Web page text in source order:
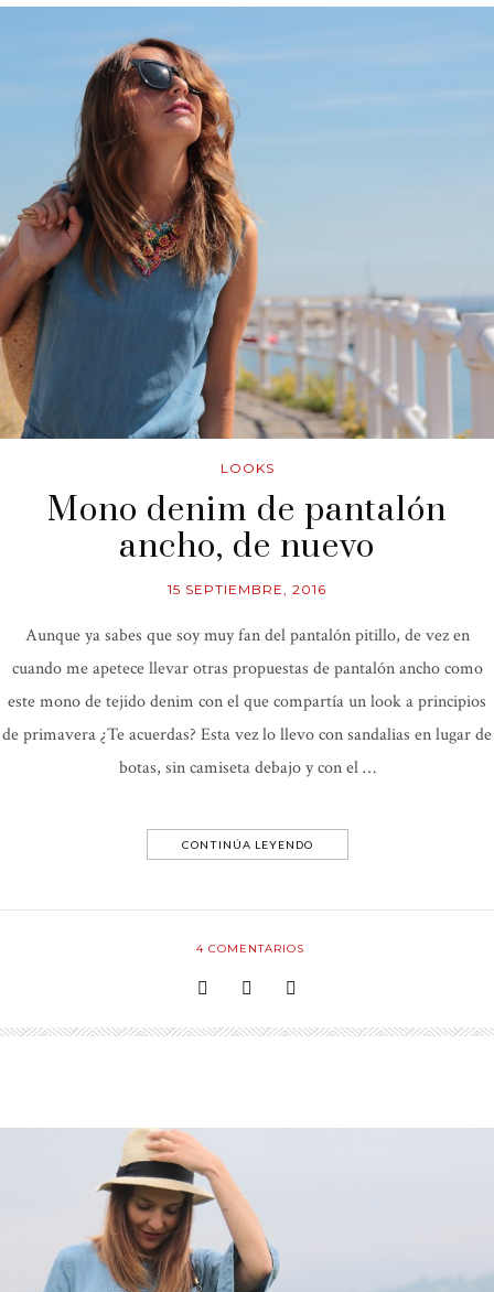
LOOKS
Mono denim de pantalón
ancho, de nuevo
15 SEPTIEMBRE, 2016
Aunque ya sabes que soy muy fan del pantalón pitillo, de vez en
cuando me apetece llevar otras propuestas de pantalón ancho como
este mono de tejido denim con el que compartía un look a principios
de primavera ¿Te acuerdas? Esta vez lo llevo con sandalias en lugar de
botas, sin camiseta debajo y con el …
CONTINÚA LEYENDO
4COMENTARIOS